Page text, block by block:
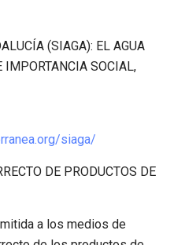
(SIAGA): EL AGUA
IMPORTANCIA SOCIAL,
siaga/
DE PRODUCTOS DE
a los medios de